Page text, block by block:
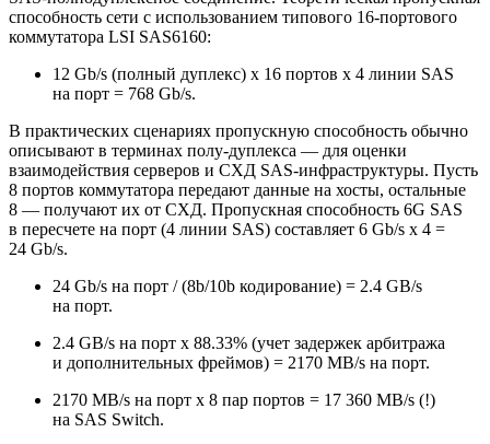
способность сети с использованием типового 16-портового
коммутатора LSI SAS6160:
12 Gb/s (полный дуплекс) x 16 портов x 4 линии SAS
на порт = 768 Gb/s.
В практических сценариях пропускную способность обычно
описывают в терминах полу-дуплекса — для оценки
взаимодействия серверов и СХД SAS-инфраструктуры. Пусть
8 портов коммутатора передают данные на хосты, остальные
8 — получают их от СХД. Пропускная способность 6G SAS
в пересчете на порт (4 линии SAS) составляет 6 Gb/s x 4 =
24 Gb/s.
24 Gb/s на порт / (8b/10b кодирование) = 2.4 GB/s
на порт.
2.4 GB/s на порт x 88.33% (учет задержек арбитража
и дополнительных фреймов) = 2170 MB/s на порт.
2170 MB/s на порт x 8 пар портов = 17 360 MB/s (!)
на SAS Switch.